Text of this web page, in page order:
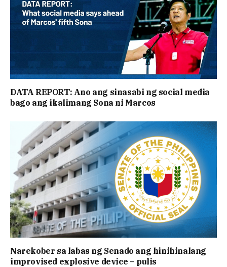
DATA REPORT: Ano ang sinasabi ng social media
bago ang ikalimang Sona ni Marcos
Narekober sa labas ng Senado ang hinihinalang
improvised explosive device – pulis